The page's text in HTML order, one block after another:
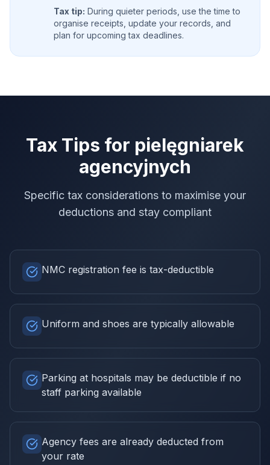
Tax tip: During quieter periods, use the time to
organise receipts, update your records, and
plan for upcoming tax deadlines.
Tax Tips for pielęgniarek
agencyjnych
Specific tax considerations to maximise your
deductions and stay compliant
NMC registration fee is tax-deductible
Uniform and shoes are typically allowable
Parking at hospitals may be deductible if no
staff parking available
Agency fees are already deducted from
your rate